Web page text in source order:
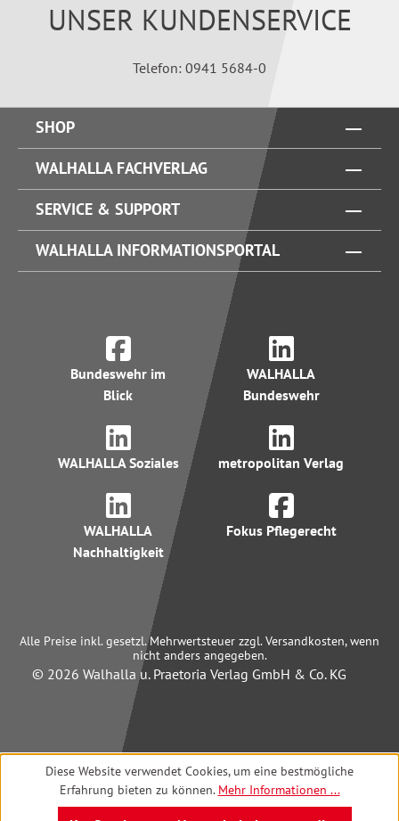
UNSER KUNDENSERVICE
Telefon: 0941 5684-0
SHOP
WALHALLA FACHVERLAG
SERVICE & SUPPORT
WALHALLA INFORMATIONSPORTAL
Bundeswehr im
Blick
WALHALLA
Bundeswehr
WALHALLA Soziales metropolitan Verlag
WALHALLA
Nachhaltigkeit
Fokus Pflegerecht
Alle Preise inkl. gesetzl. Mehrwertsteuer zzgl. Versandkosten, wenn
nicht anders angegeben.
© 2026 Walhalla u. Praetoria Verlag GmbH & Co. KG
Diese Website verwendet Cookies, um eine bestmögliche
Erfahrung bieten zu können. Mehr Informationen ...